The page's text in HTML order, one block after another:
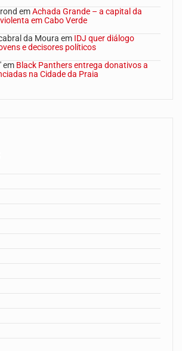
emAchada Grande – a capital da
em Cabo Verde
da Moura em IDJ quer diálogo
e decisores políticos
em Black Panthers entrega donativos a
na Cidade da Praia